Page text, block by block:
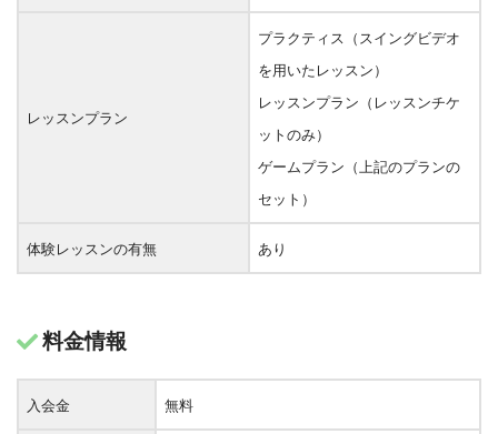
レッスンプラン
プラクティス（スイングビデオ
を用いたレッスン）
レッスンプラン（レッスンチケ
ットのみ）
ゲームプラン（上記のプランの
セット）
体験レッスンの有無 あり
料金情報
入会金 無料